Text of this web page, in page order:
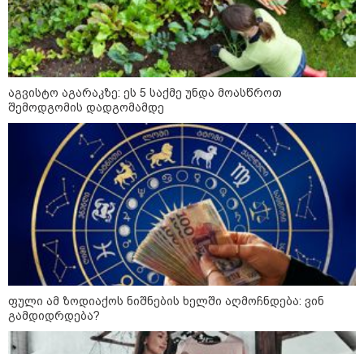
09:12 / 05-08-2026
14 გარდაცვლილი, 22
დაშავებული, მასშტაბური
ხანძარი - რუსეთმა კიევზე
იერიში ბალისტიკური
რაკეტებით მიიტანა
14:13 / 04-08-2026
მორიგი თავდასხმა რუსეთში,
ნავთობგადამამუშავებელ
ქარხანაზე - რა დეტალებია
ცნობილი
კატეგორიის ყველა სიახლე
აგვისტო აგარაკზე: ეს 5 საქმე უნდა მოასწროთ
შემოდგომის დადგომამდე
ფული ამ ზოდიაქოს ნიშნების ხელში აღმოჩნდება: ვინ
გამდიდრდება?